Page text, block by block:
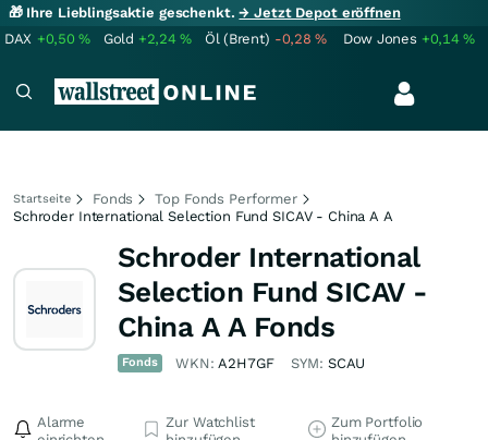
🎁 Ihre Lieblingsaktie geschenkt.→ Jetzt Depot eröffnen
DAX +0,50% Gold +2,24% Öl (Brent) -0,28% Dow Jones +0,14%
Startseite Fonds
Top Fonds Performer
Schroder International Selection Fund SICAV - China A A
Schroder International
Selection Fund SICAV -
China A A Fonds
Fonds WKN:A2H7GF SYM: SCAU
Alarme
Zur Watchlist
Zum Portfolio